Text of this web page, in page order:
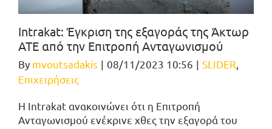
Intrakat: Έγκριση της εξαγοράς της Άκτωρ
ΑΤΕ από την Επιτροπή Ανταγωνισμού
By mvoutsadakis | 08/11/2023 10:56 | SLIDER,
Επιχειρήσεις
Η Intrakat ανακοινώνει ότι η Επιτροπή
Ανταγωνισμού ενέκρινε χθες την εξαγορά του